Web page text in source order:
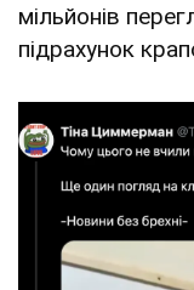
мільйонів
підрахунок